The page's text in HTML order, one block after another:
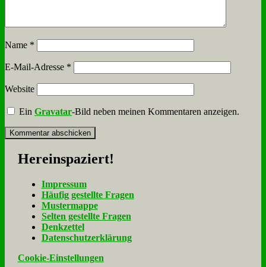
Name *
E-Mail-Adresse *
Website
EinGravatar-Bild neben meinen Kommentaren anzeigen.
Her­ein­spa­ziert!
Im­pres­sum
Häu­fig ge­stell­te Fra­gen
Mu­ster­map­pe
Sel­ten ge­stell­te Fra­gen
Denk­zet­tel
Da­ten­schutz­er­klä­rung
Cookie-Einstellungen